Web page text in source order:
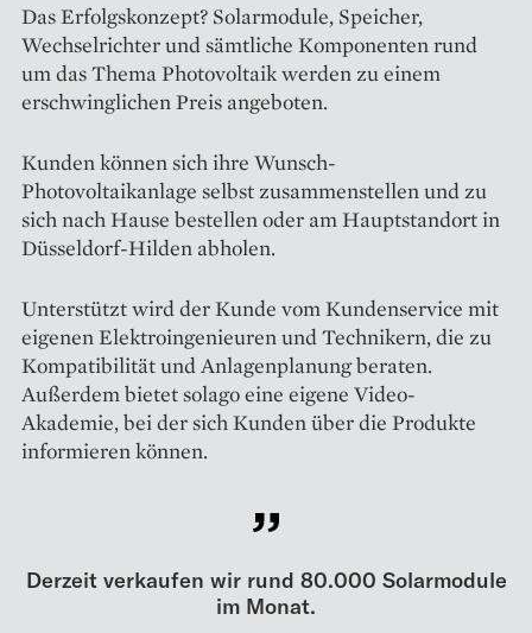
Das Erfolgskonzept? Solar­module, Speicher,
Wechselrichter und sämtliche Komponenten rund
um das Thema Photovoltaik werden zu einem
erschwinglichen Preis angeboten.
Kunden können sich ihre Wunsch-
Photovoltaikanlage selbst zusammenstellen und zu
sich nach Hause bestellen oder am Hauptstandort in
Düsseldorf-Hilden abholen.
Unterstützt wird der Kunde vom Kundenservice mit
eigenen Elektroingenieuren und Technikern, die zu
Kompatibilität und Anlagenplanung beraten.
Außerdem bietet solago eine eigene Video-
Akademie, bei der sich Kunden über die Produkte
informieren können.
Derzeit verkaufen wir rund 80.000 Solarmodule
im Monat.